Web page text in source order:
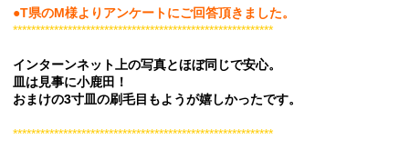
●T県のM様よりアンケートにご回答頂きました。
*********************************************************
インターンネット上の写真とほぼ同じで安心。
皿は見事に小鹿田！
おまけの3寸皿の刷毛目もようが嬉しかったです。
*********************************************************